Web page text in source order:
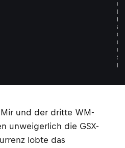
O
L
D
&
G
O
O
S
E
und der dritte WM-
unweigerlich die GSX-
lobte das